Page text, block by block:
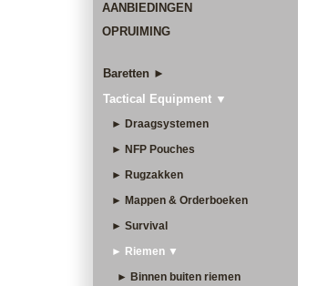
AANBIEDINGEN
OPRUIMING
Baretten ►
Tactical Equipment ▼
► Draagsystemen
► NFP Pouches
► Rugzakken
► Mappen & Orderboeken
► Survival
► Riemen ▼
► Binnen buiten riemen